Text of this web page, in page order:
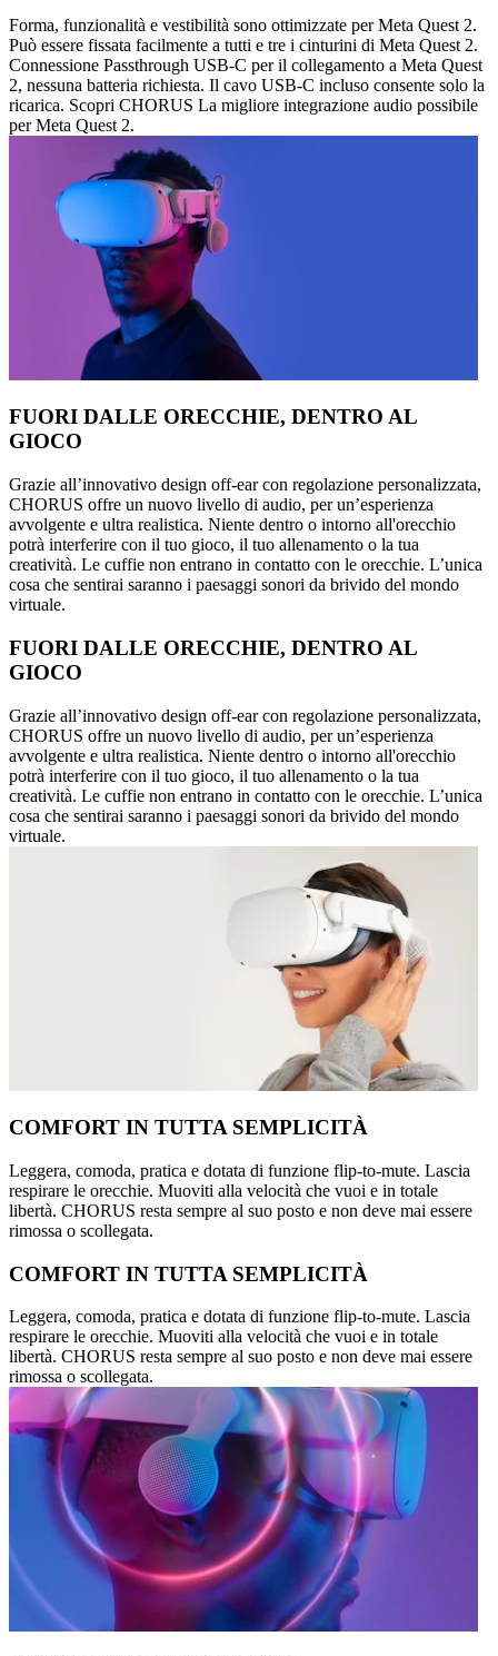
Forma, funzionalità e vestibilità sono ottimizzate per Meta Quest 2.
Può essere fissata facilmente a tutti e tre i cinturini di Meta Quest 2.
Connessione Passthrough USB-C per il collegamento a Meta Quest
2, nessuna batteria richiesta. Il cavo USB-C incluso consente solo la
ricarica. Scopri CHORUS La migliore integrazione audio possibile
per Meta Quest 2.
FUORI DALLE ORECCHIE, DENTRO AL
GIOCO
Grazie all’innovativo design off-ear con regolazione personalizzata,
CHORUS offre un nuovo livello di audio, per un’esperienza
avvolgente e ultra realistica. Niente dentro o intorno all'orecchio
potrà interferire con il tuo gioco, il tuo allenamento o la tua
creatività. Le cuffie non entrano in contatto con le orecchie. L’unica
cosa che sentirai saranno i paesaggi sonori da brivido del mondo
virtuale.
FUORI DALLE ORECCHIE, DENTRO AL
GIOCO
Grazie all’innovativo design off-ear con regolazione personalizzata,
CHORUS offre un nuovo livello di audio, per un’esperienza
avvolgente e ultra realistica. Niente dentro o intorno all'orecchio
potrà interferire con il tuo gioco, il tuo allenamento o la tua
creatività. Le cuffie non entrano in contatto con le orecchie. L’unica
cosa che sentirai saranno i paesaggi sonori da brivido del mondo
virtuale.
COMFORT IN TUTTA SEMPLICITÀ
Leggera, comoda, pratica e dotata di funzione flip-to-mute. Lascia
respirare le orecchie. Muoviti alla velocità che vuoi e in totale
libertà. CHORUS resta sempre al suo posto e non deve mai essere
rimossa o scollegata.
COMFORT IN TUTTA SEMPLICITÀ
Leggera, comoda, pratica e dotata di funzione flip-to-mute. Lascia
respirare le orecchie. Muoviti alla velocità che vuoi e in totale
libertà. CHORUS resta sempre al suo posto e non deve mai essere
rimossa o scollegata.